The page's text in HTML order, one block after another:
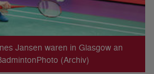
Jansen waren in Glasgow an
(Archiv)